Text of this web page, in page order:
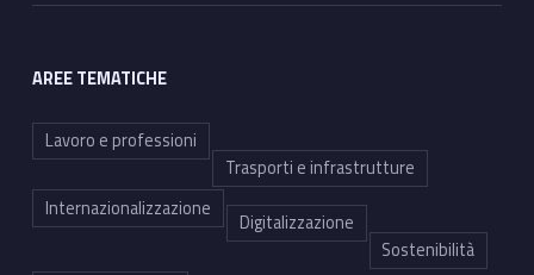
AREE TEMATICHE
Lavoro e professioni
Trasporti e infrastrutture
Internazionalizzazione
Digitalizzazione
Sostenibilità